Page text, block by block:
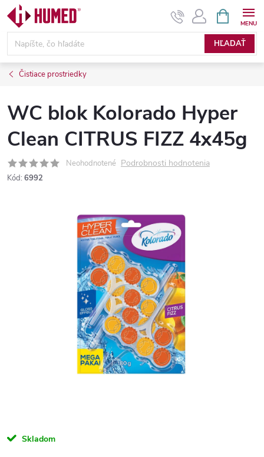
Prejsť
obsah
HĽADAŤ
KOŠÍK
Čistiace prostriedky
WC blok Kolorado Hyper
Clean CITRUS FIZZ 4x45g
Neohodnotené Podrobnosti hodnotenia
Kód: 6992
Skladom